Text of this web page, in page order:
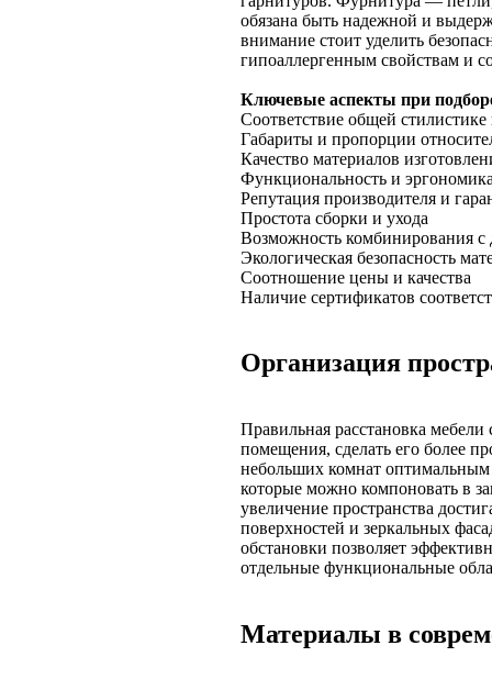
обязана быть надежной и
внимание стоит уделить
гипоаллергенным свойствам и
Ключевые аспекты при
Соответствие общей стилистике
Габариты и пропорции
Качество материалов
Функциональность и
Репутация производителя и
Простота сборки и ухода
Возможность комбинирования
Экологическая безопасность
Соотношение цены и качества
Наличие сертификатов
Организация
Правильная расстановка
помещения, сделать его более
небольших комнат
которые можно компоновать в
увеличение пространства
поверхностей и зеркальных
обстановки позволяет
отдельные функциональные
Материалы в